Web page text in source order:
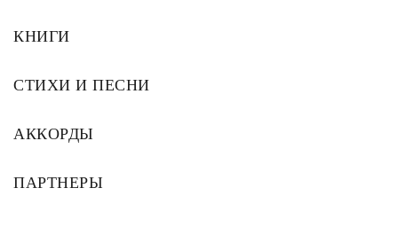
КНИГИ
СТИХИ И ПЕСНИ
АККОРДЫ
ПАРТНЕРЫ